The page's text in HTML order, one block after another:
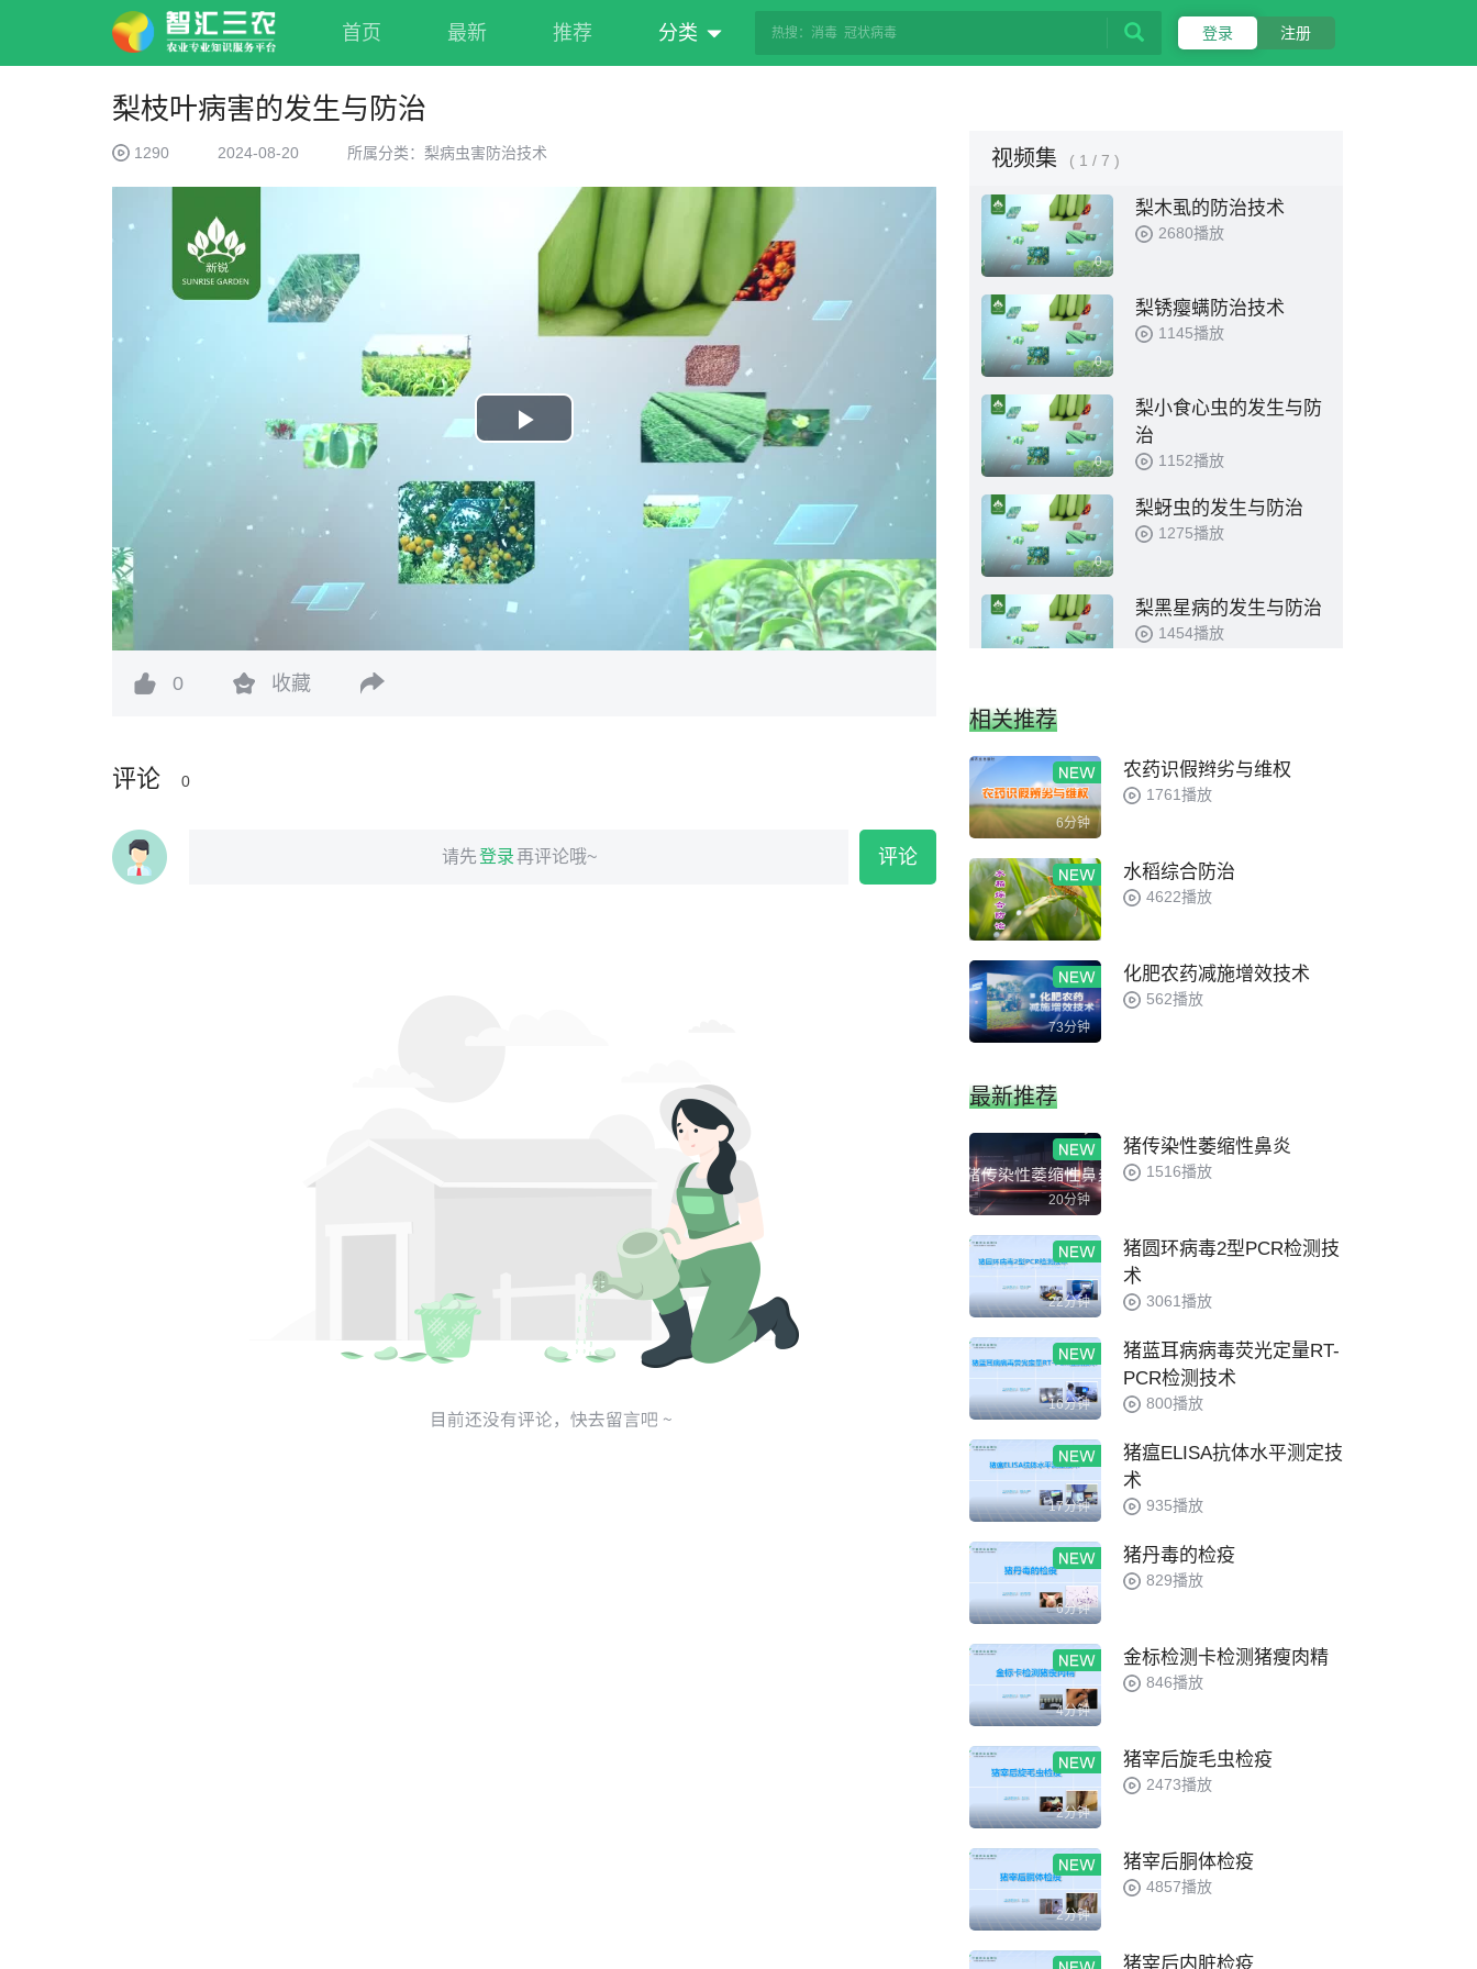
首页 最新 推荐 分类 登录 注册
梨枝叶病害的发生与防治
1290 2024-08-20 所属分类：梨病虫害防治技术
Play
Video
0 收藏
评论 0
请先登录再评论哦~ 评论
视频集 ( 1 / 7 )
0
梨木虱的防治技术
2680播放
0
梨锈瘿螨防治技术
1145播放
0
梨小食心虫的发生与防
治
1152播放
0
梨蚜虫的发生与防治
1275播放
梨黑星病的发生与防治
1454播放
0
0
梨枝叶病害的发生与防
1290播放
相关推荐
6分钟
农药识假辫劣与维权
1761播放
水稻综合防治
4622播放
73分钟
化肥农药减施增效技术
562播放
最新推荐
20分钟
猪传染性萎缩性鼻炎
1516播放
22分钟
猪圆环病毒2型PCR检测技
术
3061播放
16分钟
猪蓝耳病病毒荧光定量RT-
PCR检测技术
800播放
17分钟
猪瘟ELISA抗体水平测定技
术
935播放
6分钟
猪丹毒的检疫
829播放
4分钟
金标检测卡检测猪瘦肉精
846播放
2分钟
猪宰后旋毛虫检疫
2473播放
2分钟
猪宰后胴体检疫
4857播放
猪宰后内脏检疫